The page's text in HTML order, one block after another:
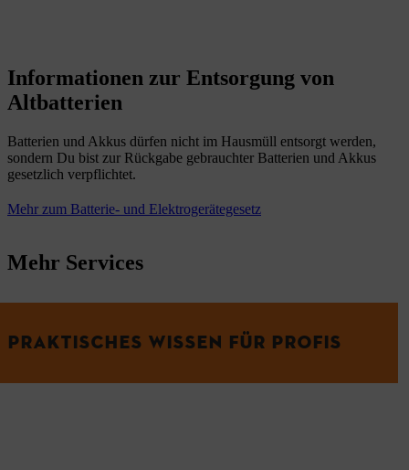
Informationen zur Entsorgung von
Altbatterien
Batterien und Akkus dürfen nicht im Hausmüll entsorgt werden,
sondern Du bist zur Rückgabe gebrauchter Batterien und Akkus
gesetzlich verpflichtet.
Mehr zum Batterie- und Elektrogerätegesetz
Mehr Services
PRAKTISCHES WISSEN FÜR PROFIS